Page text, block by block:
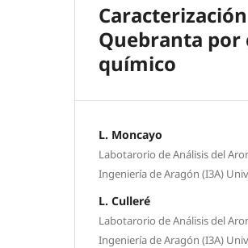
Quebranta
químico
L. Moncayo
Labotarorio de Análisis del
Ingeniería de Aragón (I3A)
L. Culleré
Labotarorio de Análisis del
Ingeniería de Aragón (I3A)